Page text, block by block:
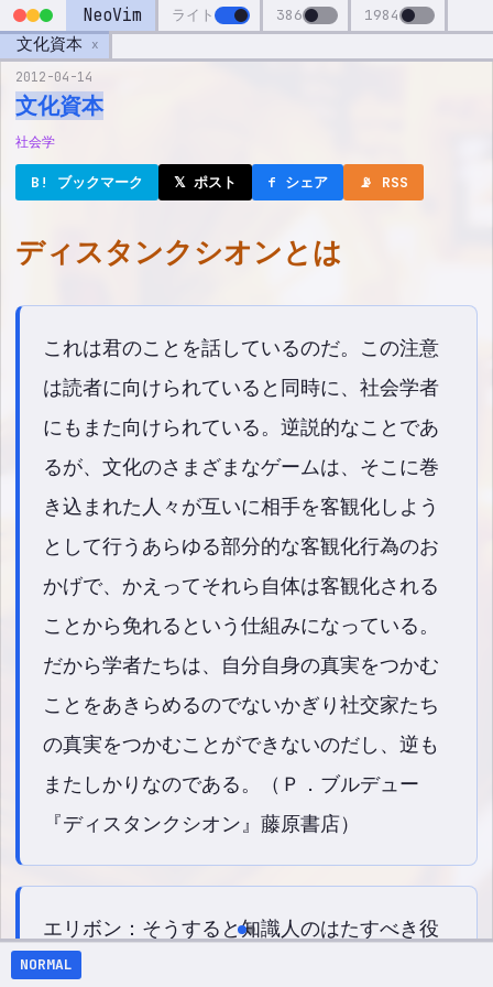
NeoVim ライト 386 1984
文化資本 x
2012-04-14
文化資本
社会学
B! ブックマーク 𝕏 ポスト f シェア 📡 RSS
ディスタンクシオンとは
これは君のことを話しているのだ。この注意
は読者に向けられていると同時に、社会学者
にもまた向けられている。逆説的なことであ
るが、文化のさまざまなゲームは、そこに巻
き込まれた人々が互いに相手を客観化しよう
として行うあらゆる部分的な客観化行為のお
かげで、かえってそれら自体は客観化される
ことから免れるという仕組みになっている。
だから学者たちは、自分自身の真実をつかむ
ことをあきらめるのでないかぎり社交家たち
の真実をつかむことができないのだし、逆も
またしかりなのである。（Ｐ．ブルデュー
『ディスタンクシオン』藤原書店）
エリボン：そうすると知識人のはたすべき役
割とは何なのでしょうか。 ブルデュー：それ
NORMAL